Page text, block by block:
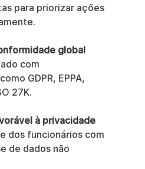
para priorizar ações
global
com
GDPR, EPPA,
27K.
à privacidade
dos funcionários com
de dados não